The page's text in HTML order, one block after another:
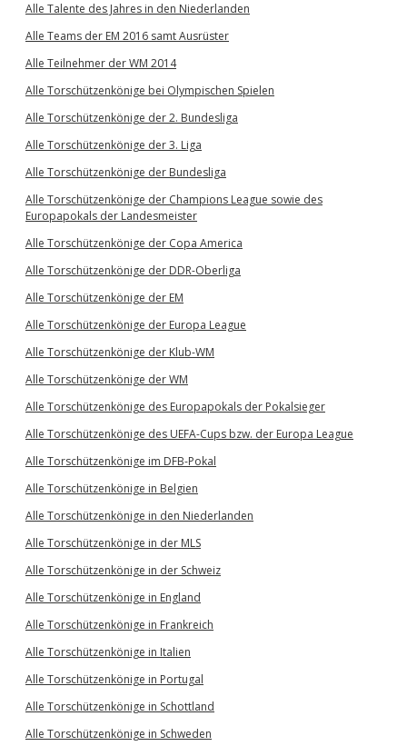
Alle Talente des Jahres in den Niederlanden
Alle Teams der EM 2016 samt Ausrüster
Alle Teilnehmer der WM 2014
Alle Torschützenkönige bei Olympischen Spielen
Alle Torschützenkönige der 2. Bundesliga
Alle Torschützenkönige der 3. Liga
Alle Torschützenkönige der Bundesliga
Alle Torschützenkönige der Champions League sowie des
Europapokals der Landesmeister
Alle Torschützenkönige der Copa America
Alle Torschützenkönige der DDR-Oberliga
Alle Torschützenkönige der EM
Alle Torschützenkönige der Europa League
Alle Torschützenkönige der Klub-WM
Alle Torschützenkönige der WM
Alle Torschützenkönige des Europapokals der Pokalsieger
Alle Torschützenkönige des UEFA-Cups bzw. der Europa League
Alle Torschützenkönige im DFB-Pokal
Alle Torschützenkönige in Belgien
Alle Torschützenkönige in den Niederlanden
Alle Torschützenkönige in der MLS
Alle Torschützenkönige in der Schweiz
Alle Torschützenkönige in England
Alle Torschützenkönige in Frankreich
Alle Torschützenkönige in Italien
Alle Torschützenkönige in Portugal
Alle Torschützenkönige in Schottland
Alle Torschützenkönige in Schweden